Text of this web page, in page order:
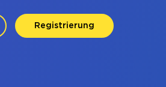
Registrierung